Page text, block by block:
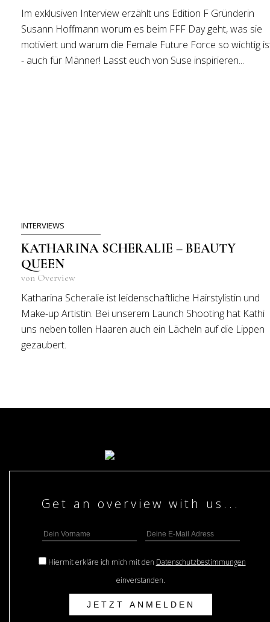
Im exklusiven Interview erzählt uns Edition F Gründerin
Susann Hoffmann worum es beim FFF Day geht, was sie
motiviert und warum die Female Future Force so wichtig
- auch für Männer! Lasst euch von Suse inspirieren...
INTERVIEWS
KATHARINA SCHERALIE – BEAUTY
QUEEN
von Overview
Katharina Scheralie ist leidenschaftliche Hairstylistin und
Make-up Artistin. Bei unserem Launch Shooting hat Kathi
uns neben tollen Haaren auch ein Lächeln auf die Lippen
gezaubert.
Hiermit erkläre ich mich mit den Datenschutzbestimmungen
einverstanden.